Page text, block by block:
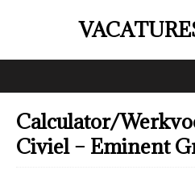
Calculator/
Civiel – Eminent